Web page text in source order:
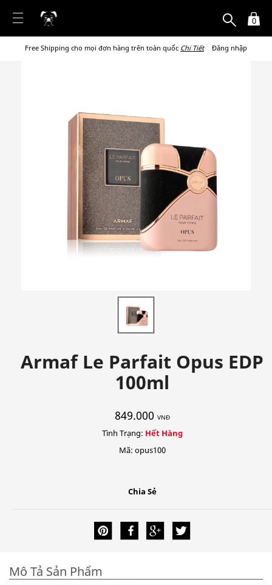
0
Free Shipping cho mọi đơn hàng trên toàn quốc Chi Tiết Đăng nhập
Armaf Le Parfait Opus EDP
100ml
849.000 VNĐ
Tình Trạng: Hết Hàng
Mã: opus100
Chia Sẻ
Mô Tả Sản Phẩm